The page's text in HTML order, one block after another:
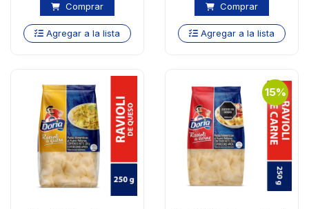
Comprar
Agregar a la lista
Comprar
Agregar a la lista
15%